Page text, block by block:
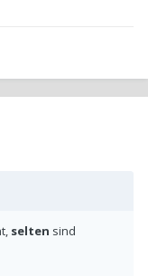
selten sind